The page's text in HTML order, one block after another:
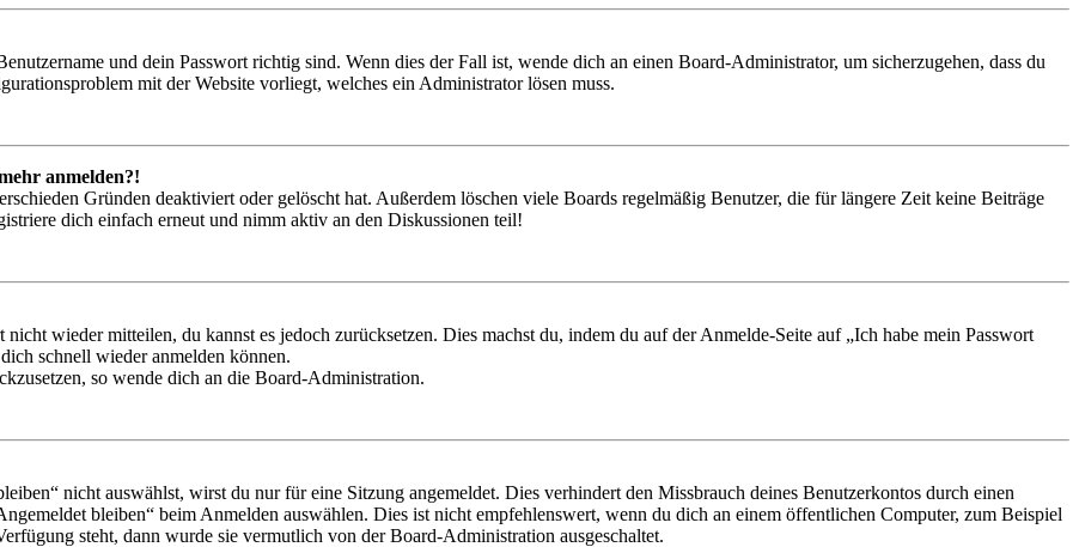
und dein Passwort richtig sind. Wenn dies der Fall ist, wende dich an einen Board-Administrator, um sicherzugehen, dass du
mit der Website vorliegt, welches ein Administrator lösen muss.
anmelden?!
Gründen deaktiviert oder gelöscht hat. Außerdem löschen viele Boards regelmäßig Benutzer, die für längere Zeit keine Beiträge
dich einfach erneut und nimm aktiv an den Diskussionen teil!
wieder mitteilen, du kannst es jedoch zurücksetzen. Dies machst du, indem du auf der Anmelde-Seite auf „Ich habe mein Passwort
schnell wieder anmelden können.
so wende dich an die Board-Administration.
nicht auswählst, wirst du nur für eine Sitzung angemeldet. Dies verhindert den Missbrauch deines Benutzerkontos durch einen
bleiben“ beim Anmelden auswählen. Dies ist nicht empfehlenswert, wenn du dich an einem öffentlichen Computer, zum Beispiel
steht, dann wurde sie vermutlich von der Board-Administration ausgeschaltet.